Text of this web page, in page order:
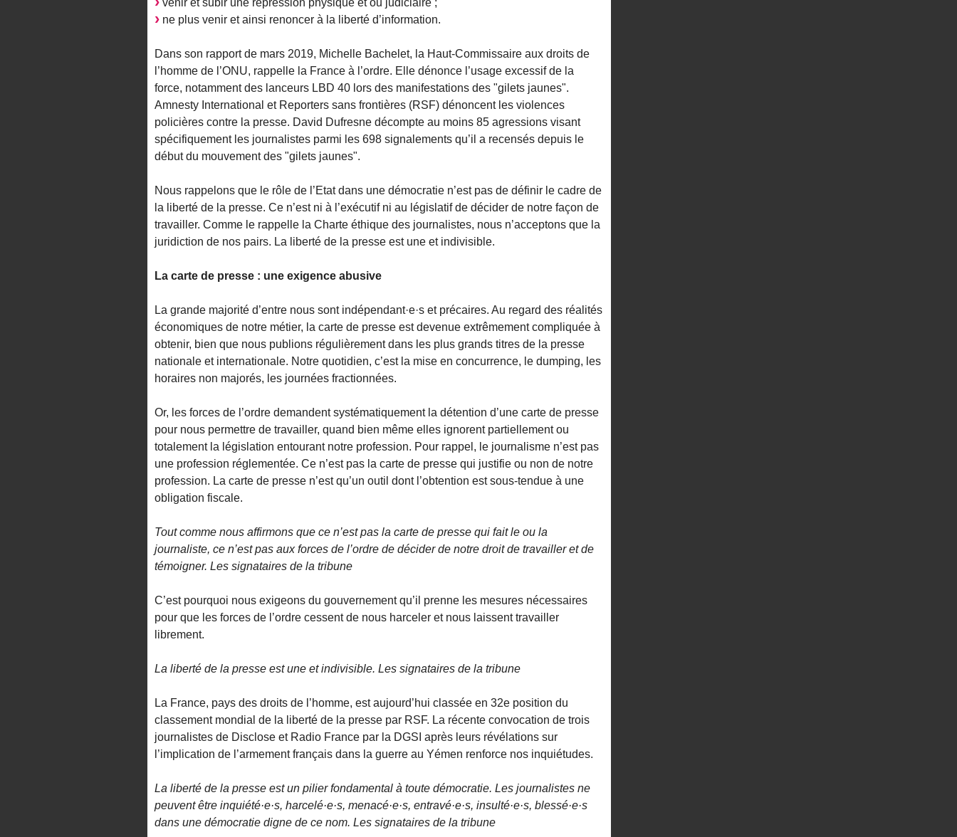
venir et subir une répression physique et ou judiciaire ;
ne plus venir et ainsi renoncer à la liberté d’information.
Dans son rapport de mars 2019, Michelle Bachelet, la Haut-Commissaire aux droits de
l’homme de l’ONU, rappelle la France à l’ordre. Elle dénonce l’usage excessif de la
force, notamment des lanceurs LBD 40 lors des manifestations des "gilets jaunes".
Amnesty International et Reporters sans frontières (RSF) dénoncent les violences
policières contre la presse. David Dufresne décompte au moins 85 agressions visant
spécifiquement les journalistes parmi les 698 signalements qu’il a recensés depuis le
début du mouvement des "gilets jaunes".
Nous rappelons que le rôle de l’Etat dans une démocratie n’est pas de définir le cadre de
la liberté de la presse. Ce n’est ni à l’exécutif ni au législatif de décider de notre façon de
travailler. Comme le rappelle la Charte éthique des journalistes, nous n’acceptons que la
juridiction de nos pairs. La liberté de la presse est une et indivisible.
La carte de presse : une exigence abusive
La grande majorité d’entre nous sont indépendant·e·s et précaires. Au regard des réalités
économiques de notre métier, la carte de presse est devenue extrêmement compliquée à
obtenir, bien que nous publions régulièrement dans les plus grands titres de la presse
nationale et internationale. Notre quotidien, c’est la mise en concurrence, le dumping, les
horaires non majorés, les journées fractionnées.
Or, les forces de l’ordre demandent systématiquement la détention d’une carte de presse
pour nous permettre de travailler, quand bien même elles ignorent partiellement ou
totalement la législation entourant notre profession. Pour rappel, le journalisme n’est pas
une profession réglementée. Ce n’est pas la carte de presse qui justifie ou non de notre
profession. La carte de presse n’est qu’un outil dont l’obtention est sous-tendue à une
obligation fiscale.
Tout comme nous affirmons que ce n’est pas la carte de presse qui fait le ou la
journaliste, ce n’est pas aux forces de l’ordre de décider de notre droit de travailler et de
témoigner. Les signataires de la tribune
C’est pourquoi nous exigeons du gouvernement qu’il prenne les mesures nécessaires
pour que les forces de l’ordre cessent de nous harceler et nous laissent travailler
librement.
La liberté de la presse est une et indivisible. Les signataires de la tribune
La France, pays des droits de l’homme, est aujourd’hui classée en 32e position du
classement mondial de la liberté de la presse par RSF. La récente convocation de trois
journalistes de Disclose et Radio France par la DGSI après leurs révélations sur
l’implication de l’armement français dans la guerre au Yémen renforce nos inquiétudes.
La liberté de la presse est un pilier fondamental à toute démocratie. Les journalistes ne
peuvent être inquiété·e·s, harcelé·e·s, menacé·e·s, entravé·e·s, insulté·e·s, blessé·e·s
dans une démocratie digne de ce nom. Les signataires de la tribune